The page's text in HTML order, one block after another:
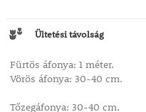
Ültetési távolság
Fürtös áfonya: 1 méter.
Vörös áfonya: 30-40 cm.
Tőzegáfonya: 30-40 cm.